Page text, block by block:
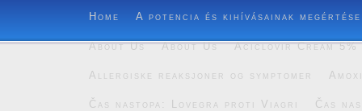
Home A potencia és kihívásainak megértése
About Us About Us Aciclovir Cream 5%
Allergiske reaksjoner og symptomer
Čas nastopa: Lovegra proti Viagri Čas